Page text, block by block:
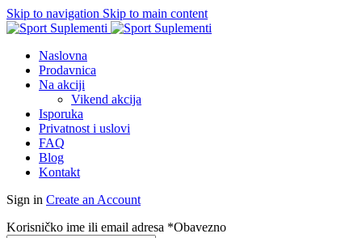
Skip to navigation Skip to main content
Naslovna
Prodavnica
Na akciji
Vikend akcija
Isporuka
Privatnost i uslovi
FAQ
Blog
Kontakt
Sign in Create an Account
Korisničko ime ili email adresa *Obavezno